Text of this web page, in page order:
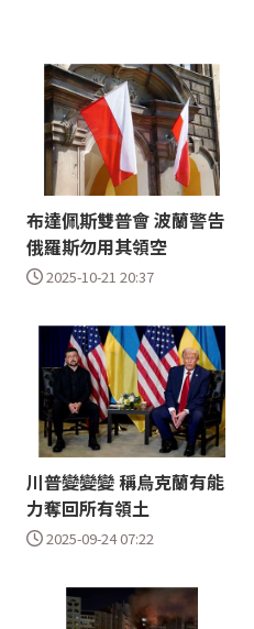
布達佩斯雙普會 波蘭警告
俄羅斯勿用其領空
2025-10-21 20:37
川普變變變 稱烏克蘭有能
力奪回所有領土
2025-09-24 07:22